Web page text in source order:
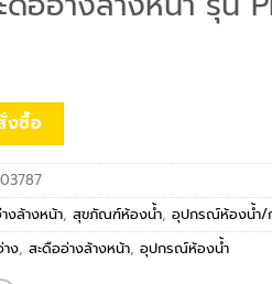
งซื้อ
งล้างหน้า,สุขภัณฑ์ห้องน้ำ,อุปกรณ์ห้องน้ำ/
ง,สะดืออ่างล้างหน้า,อุปกรณ์ห้องน้ำ